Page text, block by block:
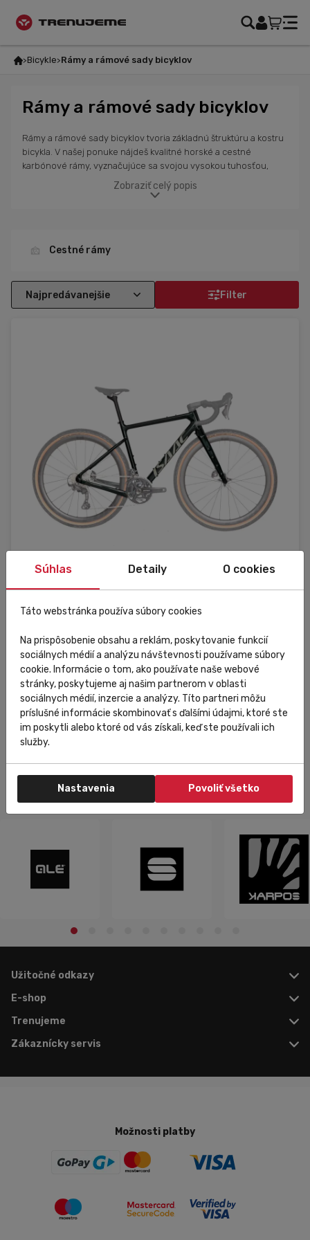
Bicykle Rámy a rámové sady bicyklov
Rámy a rámové sady bicyklov
Rámy a rámové sady bicyklov tvoria základnú štruktúru a kostru
bicykla. V našej ponuke nájdeš kvalitné horské a cestné
karbónové rámy, vyznačujúce sa svojou vysokou tuhosťou,
odolnosťou a zároveň nízkou hmotnosťou od renomovaných
značiek Marin, Cipolliny, Pinarello a Isaac, ktoré sú považované
dodať podľa aktuálnej dostupnosti komponentov.
Zobraziť celý popis
Cestné rámy
Filter
Externý sklad
Rámová sada ISAAC Torus Moss Green S
1 799,00 € Do košíka
Užitočné odkazy
E-shop
Trenujeme
Zákaznícky servis
Možnosti platby
Súhlas Detaily O cookies
Táto webstránka používa súbory cookies
Na prispôsobenie obsahu a reklám, poskytovanie funkcií
sociálnych médií a analýzu návštevnosti používame súbory
cookie. Informácie o tom, ako používate naše webové
stránky, poskytujeme aj našim partnerom v oblasti
sociálnych médií, inzercie a analýzy. Títo partneri môžu
príslušné informácie skombinovať s ďalšími údajmi, ktoré ste
im poskytli alebo ktoré od vás získali, keď ste používali ich
služby.
Nastavenia Povoliť všetko